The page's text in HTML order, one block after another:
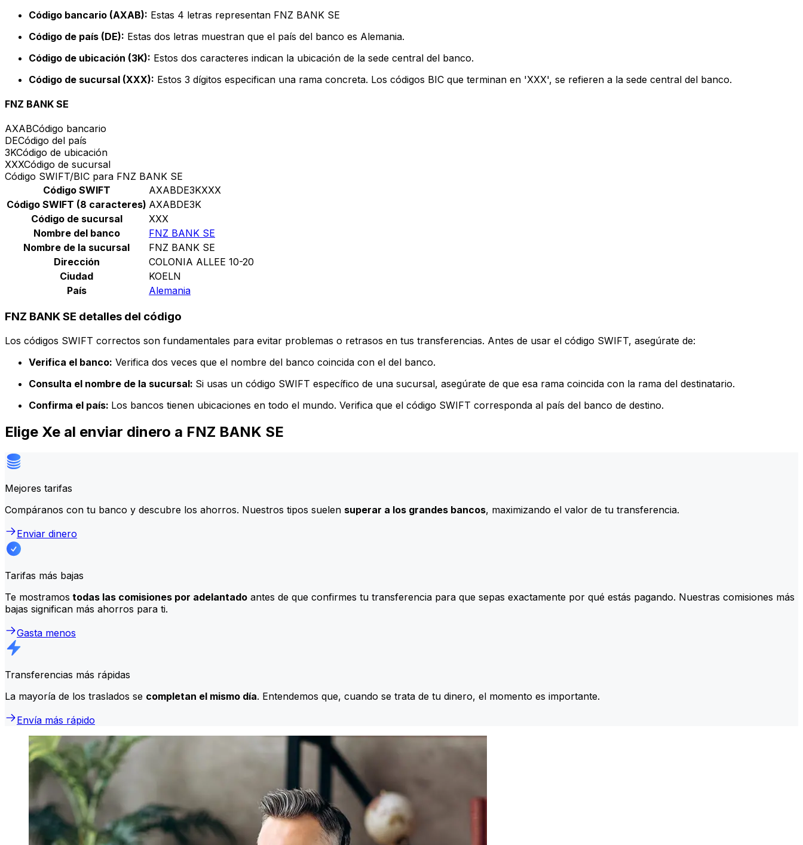
Código bancario (AXAB): Estas 4 letras representan FNZ BANK SE
Código de país (DE): Estas dos letras muestran que el país del banco es Alemania.
Código de ubicación (3K): Estos dos caracteres indican la ubicación de la sede central del banco.
Código de sucursal (XXX): Estos 3 dígitos especifican una rama concreta. Los códigos BIC que terminan en 'XXX', se refieren a la sede central del banco.
FNZ BANK SE
AXABCódigo bancario
DECódigo del país
3KCódigo de ubicación
XXXCódigo de sucursal
Código SWIFT/BIC para FNZ BANK SE
Código SWIFT
AXABDE3KXXX
Código SWIFT (8 caracteres) AXABDE3K
Código de sucursal
XXX
Nombre del banco
FNZ BANK SE
Nombre de la sucursal
FNZ BANK SE
Dirección
COLONIA ALLEE 10-20
Ciudad
KOELN
País
Alemania
FNZ BANK SE detalles del código
Los códigos SWIFT correctos son fundamentales para evitar problemas o retrasos en tus transferencias. Antes de usar el código SWIFT, asegúrate de:
Verifica el banco: Verifica dos veces que el nombre del banco coincida con el del banco.
Consulta el nombre de la sucursal: Si usas un código SWIFT específico de una sucursal, asegúrate de que esa rama coincida con la rama del destinatario.
Confirma el país: Los bancos tienen ubicaciones en todo el mundo. Verifica que el código SWIFT corresponda al país del banco de destino.
Elige Xe al enviar dinero a FNZ BANK SE
Mejores tarifas
Compáranos con tu banco y descubre los ahorros. Nuestros tipos suelen superar a los grandes bancos, maximizando el valor de tu transferencia.
Enviar dinero
Tarifas más bajas
Te mostramos todas las comisiones por adelantado antes de que confirmes tu transferencia para que sepas exactamente por qué estás pagando. Nuestras comisiones más
bajas significan más ahorros para ti.
Gasta menos
Transferencias más rápidas
La mayoría de los traslados se completan el mismo día. Entendemos que, cuando se trata de tu dinero, el momento es importante.
Envía más rápido